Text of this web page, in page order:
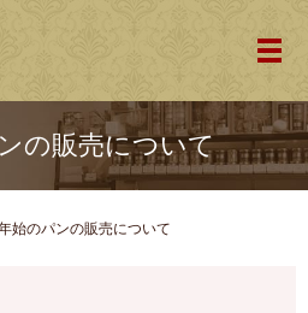
メ
の販売について
始のパンの販売について